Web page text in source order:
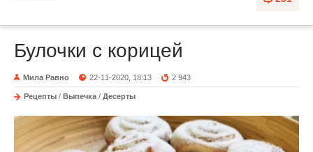
Булочки с корицей
Мила Равно 22-11-2020, 18:13 2 943
Рецепты / Выпечка / Десерты